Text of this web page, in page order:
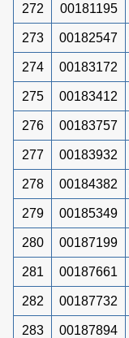
272 00181195
273 00182547
274 00183172
275 00183412
276 00183757
277 00183932
278 00184382
279 00185349
280 00187199
281 00187661
282 00187732
283 00187894